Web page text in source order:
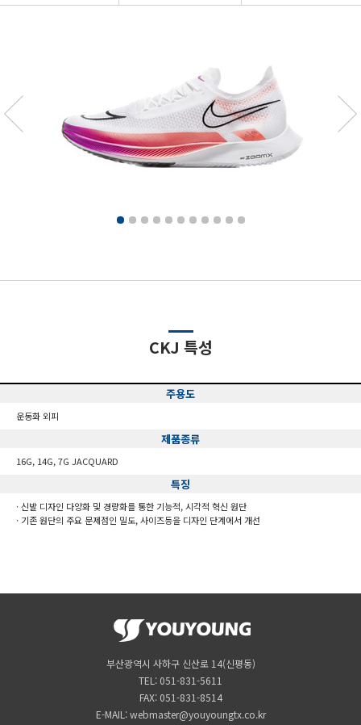
CKJ 특성
주용도
운동화 외피
제품종류
16G, 14G, 7G JACQUARD
특징
신발 디자인 다양화 및 경량화를 통한 기능적, 시각적 혁신 원단
기존 원단의 주요 문제점인 밀도, 사이즈등을 디자인 단계에서 개선
부산광역시 사하구 신산로 14(신평동)
TEL: 051-831-5611
FAX: 051-831-8514
E-MAIL: webmaster@youyoungtx.co.kr